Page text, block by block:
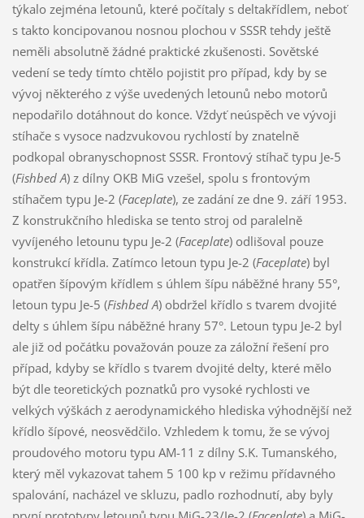
týkalo zejména letounů, které počítaly s deltakřídlem, neboť
s takto koncipovanou nosnou plochou v SSSR tehdy ještě
neměli absolutně žádné praktické zkušenosti. Sovětské
vedení se tedy tímto chtělo pojistit pro případ, kdy by se
vývoj některého z výše uvedených letounů nebo motorů
nepodařilo dotáhnout do konce. Vždyť neúspěch ve vývoji
stíhače s vysoce nadzvukovou rychlostí by znatelně
podkopal obranyschopnost SSSR. Frontový stíhač typu Je-5
(Fishbed A) z dílny OKB MiG vzešel, spolu s frontovým
stíhačem typu Je-2 (Faceplate), ze zadání ze dne 9. září 1953.
Z konstrukčního hlediska se tento stroj od paralelně
vyvíjeného letounu typu Je-2 (Faceplate) odlišoval pouze
konstrukcí křídla. Zatímco letoun typu Je-2 (Faceplate) byl
opatřen šípovým křídlem s úhlem šípu náběžné hrany 55°,
letoun typu Je-5 (Fishbed A) obdržel křídlo s tvarem dvojité
delty s úhlem šípu náběžné hrany 57°. Letoun typu Je-2 byl
ale již od počátku považován pouze za záložní řešení pro
případ, kdyby se křídlo s tvarem dvojité delty, které mělo
být dle teoretických poznatků pro vysoké rychlosti ve
velkých výškách z aerodynamického hlediska výhodnější než
křídlo šípové, neosvědčilo. Vzhledem k tomu, že se vývoj
proudového motoru typu AM-11 z dílny S.K. Tumanského,
který měl vykazovat tahem 5 100 kp v režimu přídavného
spalování, nacházel ve skluzu, padlo rozhodnutí, aby byly